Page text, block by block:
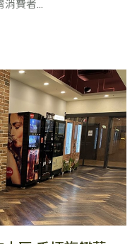
費者...